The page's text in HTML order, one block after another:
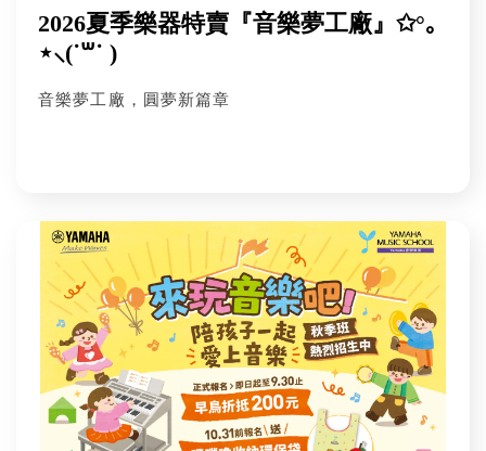
2026夏季樂器特賣『音樂夢工廠』✩°｡
⋆⸜(˙꒳˙ )
音樂夢工廠，圓夢新篇章